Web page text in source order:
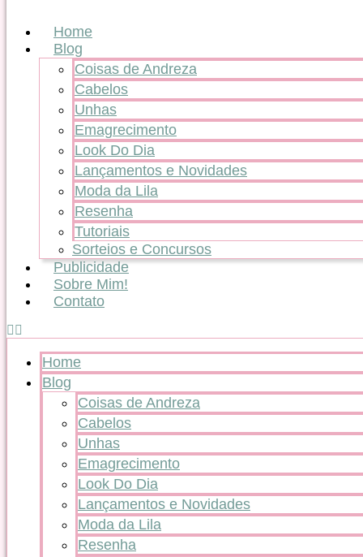
Home
Blog
Coisas de Andreza
Cabelos
Unhas
Emagrecimento
Look Do Dia
Lançamentos e Novidades
Moda da Lila
Resenha
Tutoriais
Sorteios e Concursos
Publicidade
Sobre Mim!
Contato
Home
Blog
Coisas de Andreza
Cabelos
Unhas
Emagrecimento
Look Do Dia
Lançamentos e Novidades
Moda da Lila
Resenha